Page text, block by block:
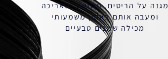
מגנה על הריסים, מחזקת, מאריכה
ומעבה אותם באופן משמעותי
מכילה שמנים טבעיים